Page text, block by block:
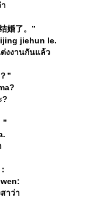
婚了。”
jiehun le.
งงานกันแล้ว
”
?
าว่า